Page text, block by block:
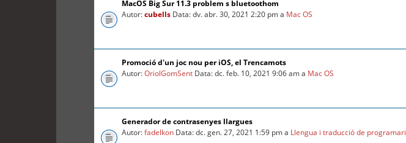
MacOS Big Sur 11.3 problem s bluetoothom
Autor:cubells Data: dv. abr. 30, 2021 2:20 pm a Mac OS
Promoció d'un joc nou per iOS, el Trencamots
Autor:OriolGomSent Data: dc. feb. 10, 2021 9:06 am a Mac OS
Generador de contrasenyes llargues
Autor:fadelkon Data: dc. gen. 27, 2021 1:59 pm a Llengua i traducció de programari